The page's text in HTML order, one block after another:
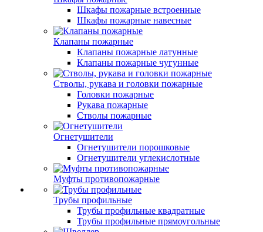
Шкафы пожарные встроенные
Шкафы пожарные навесные
Клапаны пожарные
Клапаны пожарные латунные
Клапаны пожарные чугунные
Стволы, рукава и головки пожарные
Головки пожарные
Рукава пожарные
Стволы пожарные
Огнетушители
Огнетушители порошковые
Огнетушители углекислотные
Муфты противопожарные
Трубы профильные
Трубы профильные квадратные
Трубы профильные прямоугольные